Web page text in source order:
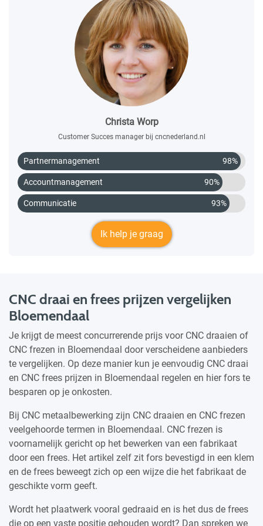
Christa Worp
Customer Succes manager bij cncnederland.nl
Partnermanagement 98%
Accountmanagement 90%
Communicatie 93%
Ik help je graag
CNC draai en frees prijzen vergelijken
Bloemendaal
Je krijgt de meest concurrerende prijs voor CNC draaien of
CNC frezen in Bloemendaal door verscheidene aanbieders
te vergelijken. Op deze manier kun je eenvoudig CNC draai
en CNC frees prijzen in Bloemendaal regelen en hier fors te
besparen op je onkosten.
Bij CNC metaalbewerking zijn CNC draaien en CNC frezen
veelgehoorde termen in Bloemendaal. CNC frezen is
voornamelijk gericht op het bewerken van een fabrikaat
door een frees. Het artikel zelf zit fors bevestigd in een klem
en de frees beweegt zich op een wijze die het fabrikaat de
geschikte vorm geeft.
Wordt het plaatwerk vooral gedraaid en is het dus de frees
die op een vaste positie gehouden wordt? Dan spreken we